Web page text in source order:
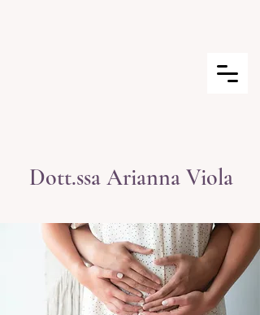
Dott.ssa Arianna Viola